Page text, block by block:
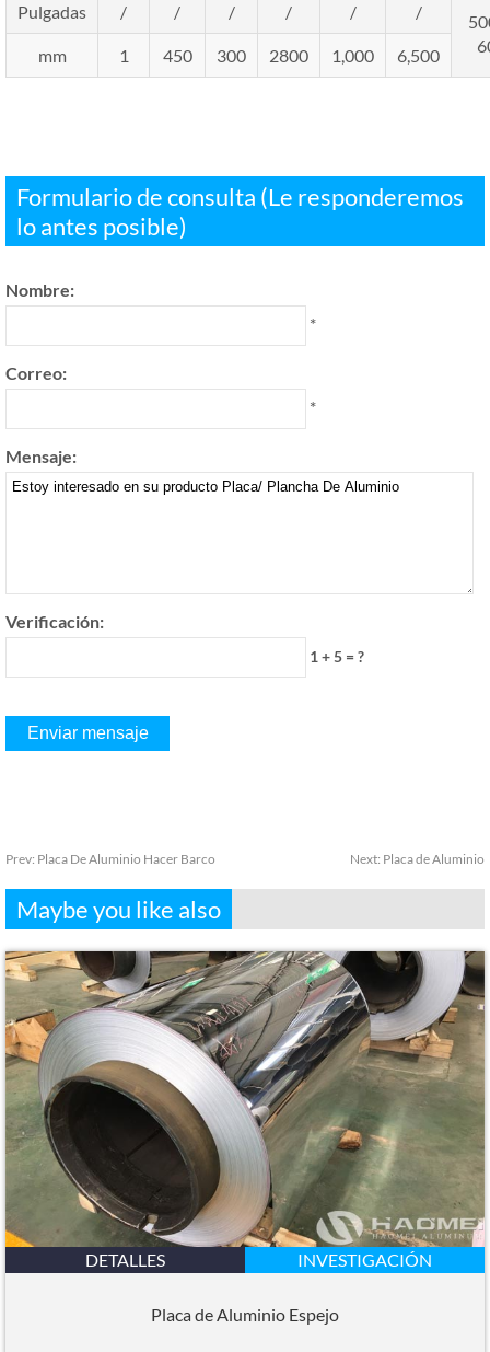
Pulgadas / / / / / /
mm 1 450 300 2800 1,000 6,500
Formulario de consulta (Le responderemos
lo antes posible)
Nombre:
*
Correo:
*
Mensaje:
Verificación:
1 + 5 = ?
Prev: Placa De Aluminio Hacer Barco Next: Placa de Aluminio
Maybe you like also
DETALLES INVESTIGACIÓN
Placa de Aluminio Espejo